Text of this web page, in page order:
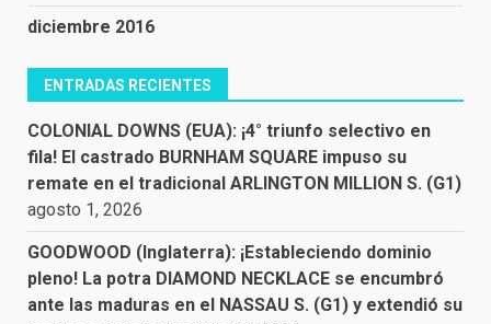
diciembre 2016
ENTRADAS RECIENTES
COLONIAL DOWNS (EUA): ¡4° triunfo selectivo en
fila! El castrado BURNHAM SQUARE impuso su
remate en el tradicional ARLINGTON MILLION S. (G1)
agosto 1, 2026
GOODWOOD (Inglaterra): ¡Estableciendo dominio
pleno! La potra DIAMOND NECKLACE se encumbró
ante las maduras en el NASSAU S. (G1) y extendió su